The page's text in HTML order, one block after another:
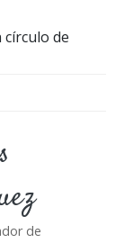
círculo de
de